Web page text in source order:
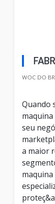
WOC DO
Quando
seu
a maior